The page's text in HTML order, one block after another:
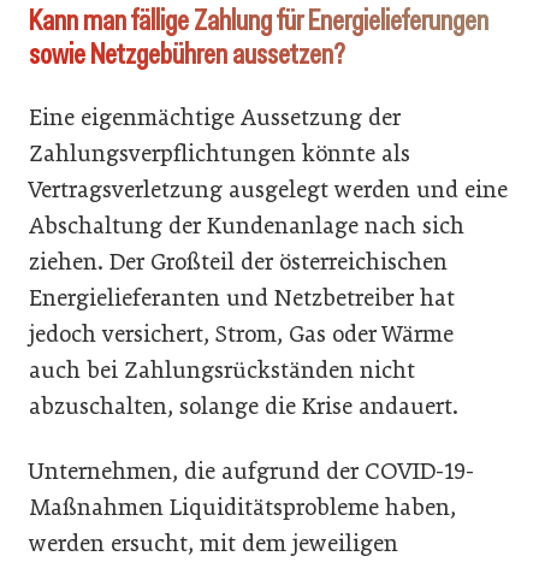
Kann man fällige Zahlung für Energielieferungen
sowie Netzgebühren aussetzen?
Eine eigenmächtige Aussetzung der
Zahlungsverpflichtungen könnte als
Vertragsverletzung ausgelegt werden und eine
Abschaltung der Kundenanlage nach sich
ziehen. Der Großteil der österreichischen
Energielieferanten und Netzbetreiber hat
jedoch versichert, Strom, Gas oder Wärme
auch bei Zahlungsrückständen nicht
abzuschalten, solange die Krise andauert.
Unternehmen, die aufgrund der COVID-19-
Maßnahmen Liquiditätsprobleme haben,
werden ersucht, mit dem jeweiligen